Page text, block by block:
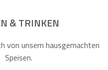
& TRINKEN
von unsern hausgemachten
Speisen.